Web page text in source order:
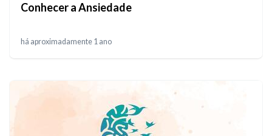
Conhecer a Ansiedade
há aproximadamente 1 ano